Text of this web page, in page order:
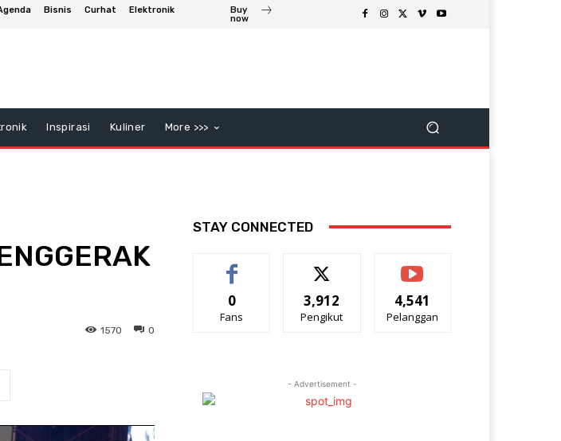
Bisnis Curhat
Elektronik
Buy
now
Inspirasi Kuliner More >>>
0
1570
STAY CONNECTED
0
Fans
3,912
Pengikut
4,541
Pelanggan
- Advertisement -